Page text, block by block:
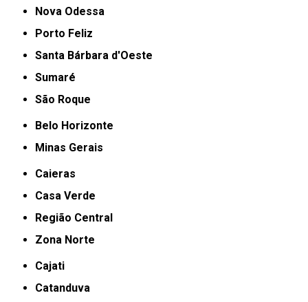
Nova Odessa
Porto Feliz
Santa Bárbara d'Oeste
Sumaré
São Roque
Belo Horizonte
Minas Gerais
Caieras
Casa Verde
Região Central
Zona Norte
Cajati
Catanduva